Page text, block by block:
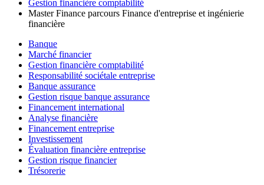
Gestion financière comptabilité
Master Finance parcours Finance d'entreprise et ingénierie
financière
Banque
Marché financier
Gestion financière comptabilité
Responsabilité sociétale entreprise
Banque assurance
Gestion risque banque assurance
Financement international
Analyse financière
Financement entreprise
Investissement
Évaluation financière entreprise
Gestion risque financier
Trésorerie